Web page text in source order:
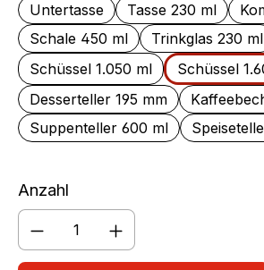
Untertasse
Tasse 230 ml
Schale 450 ml
Trinkglas 230 ml
Schüssel 1.050 ml
Schüssel
Desserteller 195 mm
Suppenteller 600 ml
Anzahl
Produkt Anzahl: Gib den